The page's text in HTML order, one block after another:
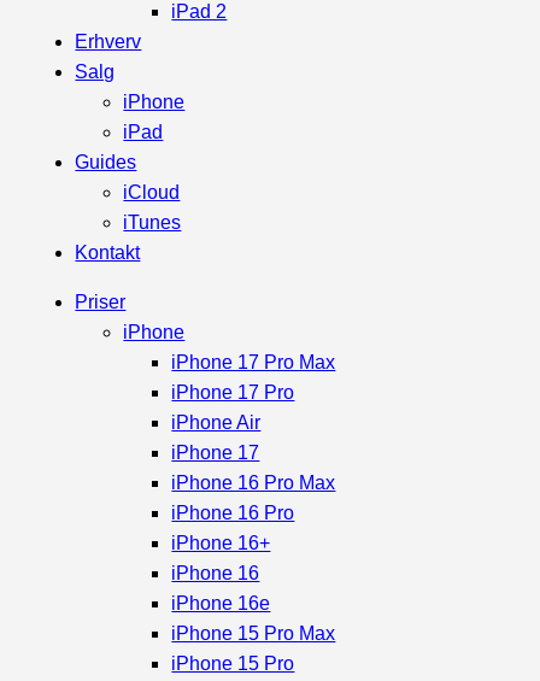
iPad 2
Erhverv
Salg
iPhone
iPad
Guides
iCloud
iTunes
Kontakt
Priser
iPhone
iPhone 17 Pro Max
iPhone 17 Pro
iPhone Air
iPhone 17
iPhone 16 Pro Max
iPhone 16 Pro
iPhone 16+
iPhone 16
iPhone 16e
iPhone 15 Pro Max
iPhone 15 Pro